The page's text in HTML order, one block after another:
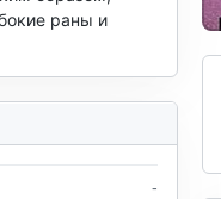
раны и
-